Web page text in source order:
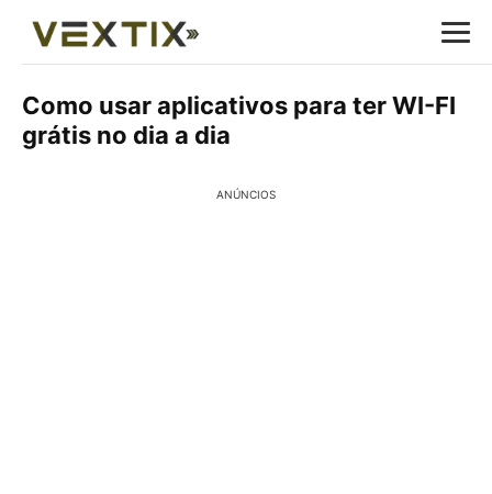
Como usar aplicativos para ter WI-FI
grátis no dia a dia
ANÚNCIOS